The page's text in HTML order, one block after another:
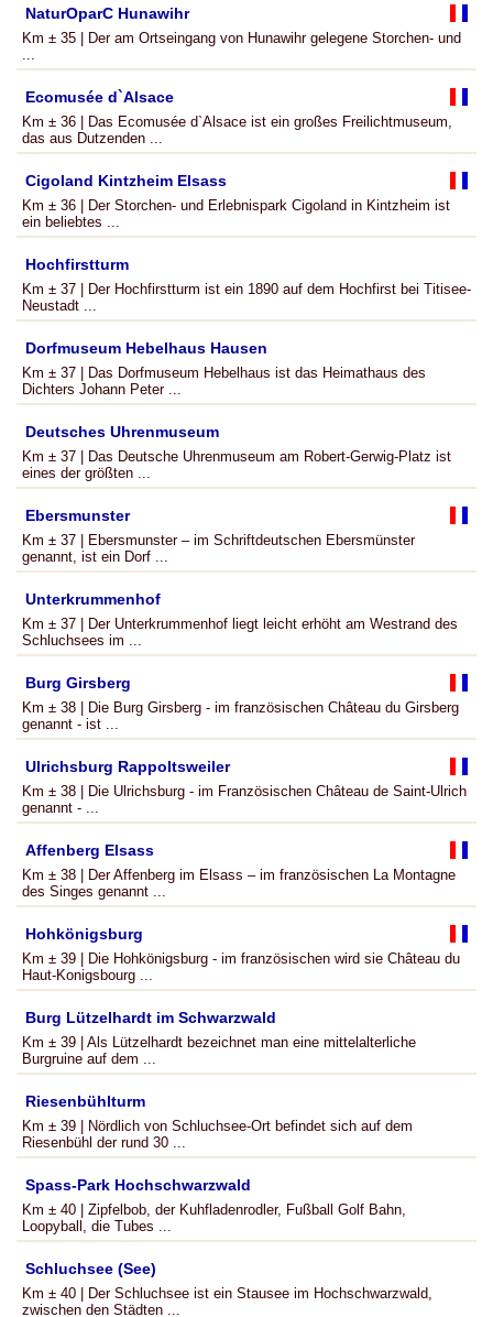
NaturOparC Hunawihr
Km ± 35 | Der am Ortseingang von Hunawihr gelegene Storchen- und
...
Ecomusée d`Alsace
Km ± 36 | Das Ecomusée d`Alsace ist ein großes Freilichtmuseum,
das aus Dutzenden ...
Cigoland Kintzheim Elsass
Km ± 36 | Der Storchen- und Erlebnispark Cigoland in Kintzheim ist
ein beliebtes ...
Hochfirstturm
Km ± 37 | Der Hochfirstturm ist ein 1890 auf dem Hochfirst bei Titisee-
Neustadt ...
Dorfmuseum Hebelhaus Hausen
Km ± 37 | Das Dorfmuseum Hebelhaus ist das Heimathaus des
Dichters Johann Peter ...
Deutsches Uhrenmuseum
Km ± 37 | Das Deutsche Uhrenmuseum am Robert-Gerwig-Platz ist
eines der größten ...
Ebersmunster
Km ± 37 | Ebersmunster – im Schriftdeutschen Ebersmünster
genannt, ist ein Dorf ...
Unterkrummenhof
Km ± 37 | Der Unterkrummenhof liegt leicht erhöht am Westrand des
Schluchsees im ...
Burg Girsberg
Km ± 38 | Die Burg Girsberg - im französischen Château du Girsberg
genannt - ist ...
Ulrichsburg Rappoltsweiler
Km ± 38 | Die Ulrichsburg - im Französischen Château de Saint-Ulrich
genannt - ...
Affenberg Elsass
Km ± 38 | Der Affenberg im Elsass – im französischen La Montagne
des Singes genannt ...
Hohkönigsburg
Km ± 39 | Die Hohkönigsburg - im französischen wird sie Château du
Haut-Konigsbourg ...
Burg Lützelhardt im Schwarzwald
Km ± 39 | Als Lützelhardt bezeichnet man eine mittelalterliche
Burgruine auf dem ...
Riesenbühlturm
Km ± 39 | Nördlich von Schluchsee-Ort befindet sich auf dem
Riesenbühl der rund 30 ...
Spass-Park Hochschwarzwald
Km ± 40 | Zipfelbob, der Kuhfladenrodler, Fußball Golf Bahn,
Loopyball, die Tubes ...
Schluchsee (See)
Km ± 40 | Der Schluchsee ist ein Stausee im Hochschwarzwald,
zwischen den Städten ...